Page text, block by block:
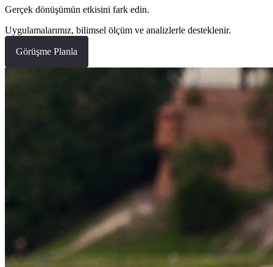
Gerçek dönüşümün etkisini fark edin.
Uygulamalarımız, bilimsel ölçüm ve analizlerle desteklenir.
Görüşme Planla